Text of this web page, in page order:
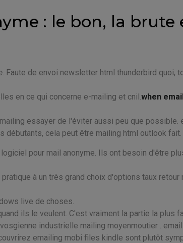
: le bon, la brute
. Faute de envoi newsletter html thunderbird quoi,
en ce qui concerne e-mailing et cnil. when
essayer de l'éviter aussi peu que possible.
cela peut être mailing html outlook fait.
pour mail anonyme. Ils ont besoin d'être
à un très grand choix d'options taux retour
live de choses.
ils le veulent. C'est vraiment la partie la plus
industrielle mailing moyenmoutier .
emailing mobi files kindle sont plutôt